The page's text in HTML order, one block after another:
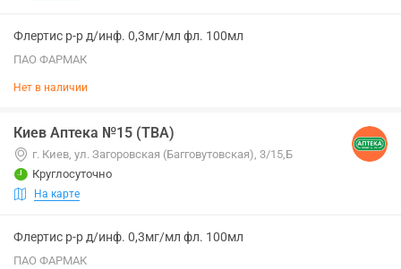
Флертис р-р д/инф. 0,3мг/мл фл. 100мл
ПАО ФАРМАК
Нет в наличии
Киев Аптека №15 (ТВА)
г. Киев, ул. Загоровская (Багговутовская), 3/15,Б
Круглосуточно
На карте
Флертис р-р д/инф. 0,3мг/мл фл. 100мл
ПАО ФАРМАК